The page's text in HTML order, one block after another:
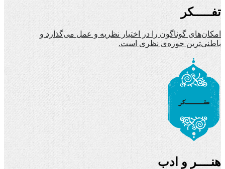
تفـــــکر
امکان‌های گوناگون را در اختیار نظریه و عمل می‌گذارد و
باطنی‌ترین حوزه‌ی نظری است.
هنــــر و ادب